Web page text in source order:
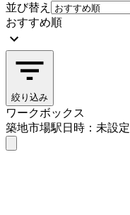
並び替え
おすすめ順
絞り込み
ワークボックス
築地市場駅日時：未設定